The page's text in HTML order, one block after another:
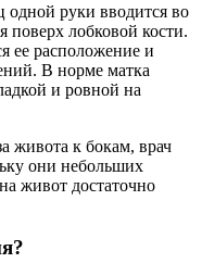
одной руки вводится во
поверх лобковой кости.
ее расположение и
В норме матка
и ровной на
живота к бокам, врач
они небольших
живот достаточно